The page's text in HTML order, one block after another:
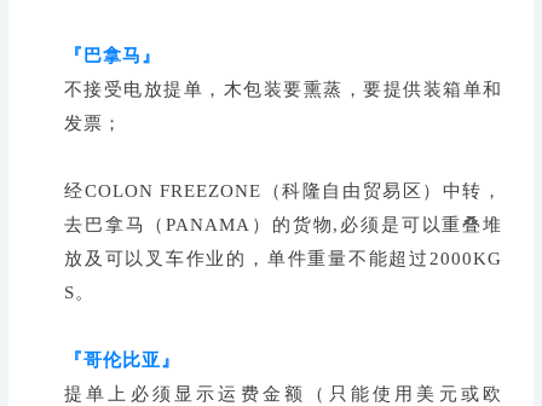
『巴拿马』
不接受电放提单，木包装要熏蒸，要提供装箱单和
发票；
经COLON FREEZONE（科隆自由贸易区）中转，
去巴拿马（PANAMA）的货物,必须是可以重叠堆
放及可以叉车作业的，单件重量不能超过2000KG
S。
『哥伦比亚』
提单上必须显示运费金额（只能使用美元或欧